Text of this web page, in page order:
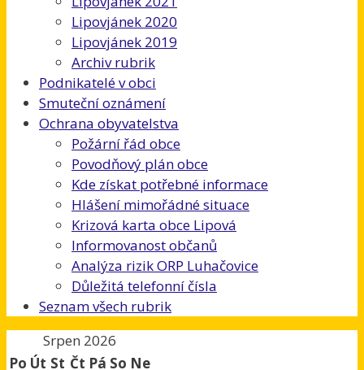
Lipovjánek 2020
Lipovjánek 2019
Archiv rubrik
Podnikatelé v obci
Smuteční oznámení
Ochrana obyvatelstva
Požární řád obce
Povodňový plán obce
Kde získat potřebné informace
Hlášení mimořádné situace
Krizová karta obce Lipová
Informovanost občanů
Analýza rizik ORP Luhačovice
Důležitá telefonní čísla
Seznam všech rubrik
Srpen 2026
Po Út St Čt Pá So Ne